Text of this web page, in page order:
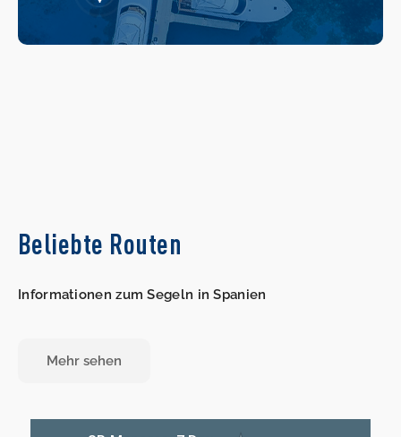
Beliebte Routen
Informationen zum Segeln in Spanien
Mehr sehen